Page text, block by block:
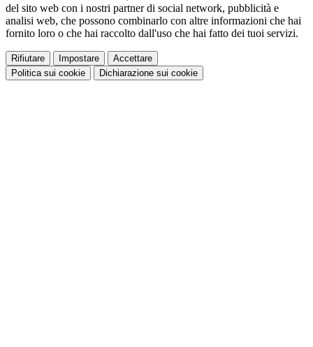
del sito web con i nostri partner di social network, pubblicità e
analisi web, che possono combinarlo con altre informazioni che hai
fornito loro o che hai raccolto dall'uso che hai fatto dei tuoi servizi.